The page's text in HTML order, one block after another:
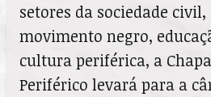
setores da sociedade civil,
movimento negro,
cultura periférica, a
Periférico levará para a